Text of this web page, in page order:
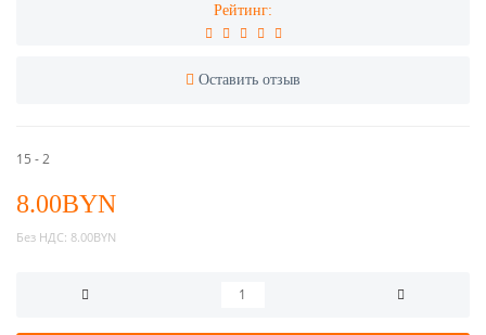
Рейтинг:
Оставить отзыв
15 - 2
8.00BYN
Без НДС: 8.00BYN